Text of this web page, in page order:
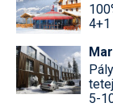
4+1
5-